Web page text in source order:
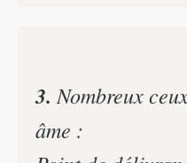
3. Nombreux
âme :